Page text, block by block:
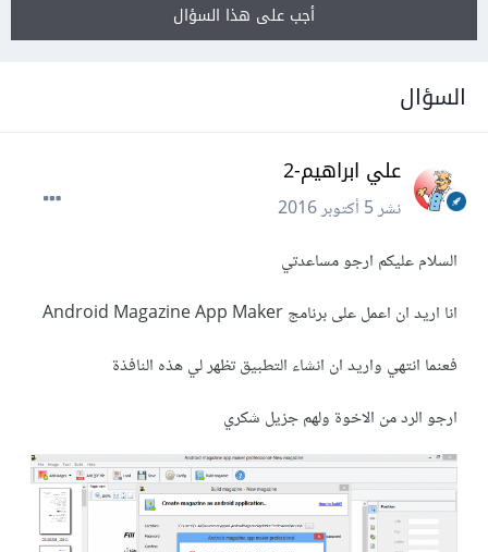
أجب على هذا السؤال
السؤال
علي ابراهيم-2
نشر5 أكتوبر 2016
السلام عليكم ارجو مساعدتي
انا اريد ان اعمل على برنامج Android Magazine App Maker
فعنما انتهي واريد ان انشاء التطبيق تظهر لي هذه النافذة
ارجو الرد من الاخوة ولهم جزيل شكري